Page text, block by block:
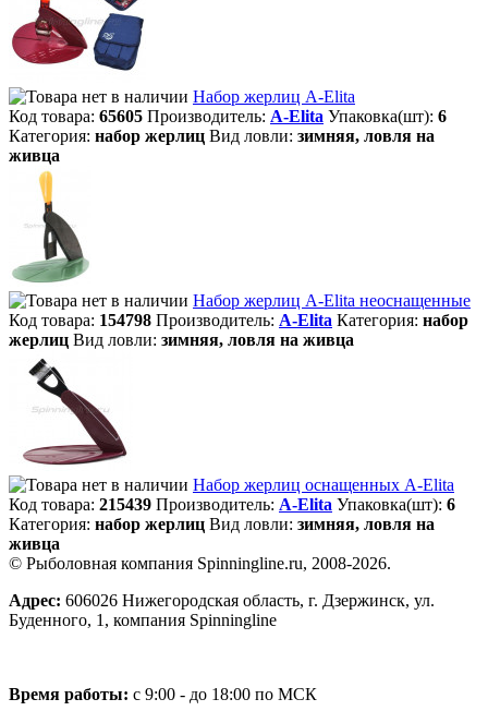
Набор жерлиц A-Elita
Код товара: 65605 Производитель: A-Elita Упаковка(шт): 6
Категория: набор жерлиц Вид ловли: зимняя, ловля на
живца
Набор жерлиц A-Elita неоснащенные
Код товара: 154798 Производитель: A-Elita Категория: набор
жерлиц Вид ловли: зимняя, ловля на живца
Набор жерлиц оснащенных A-Elita
Код товара: 215439 Производитель: A-Elita Упаковка(шт): 6
Категория: набор жерлиц Вид ловли: зимняя, ловля на
живца
© Рыболовная компания Spinningline.ru, 2008-2026.
Адрес: 606026 Нижегородская область, г. Дзержинск, ул.
Буденного, 1, компания Spinningline
Время работы: с 9:00 - до 18:00 по МСК